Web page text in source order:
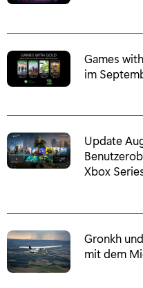
Games
im
Update
Xbox
Gronkh
mit dem